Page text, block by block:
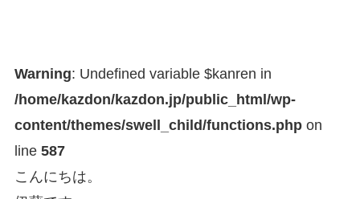
Warning: Undefined variable $kanren in
/home/kazdon/kazdon.jp/public_html/wp-
content/themes/swell_child/functions.phpon
line 587
こんにちは。